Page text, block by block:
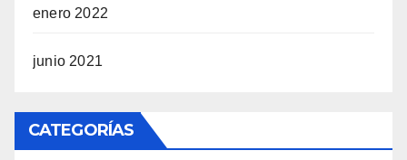
enero 2022
junio 2021
CATEGORÍAS